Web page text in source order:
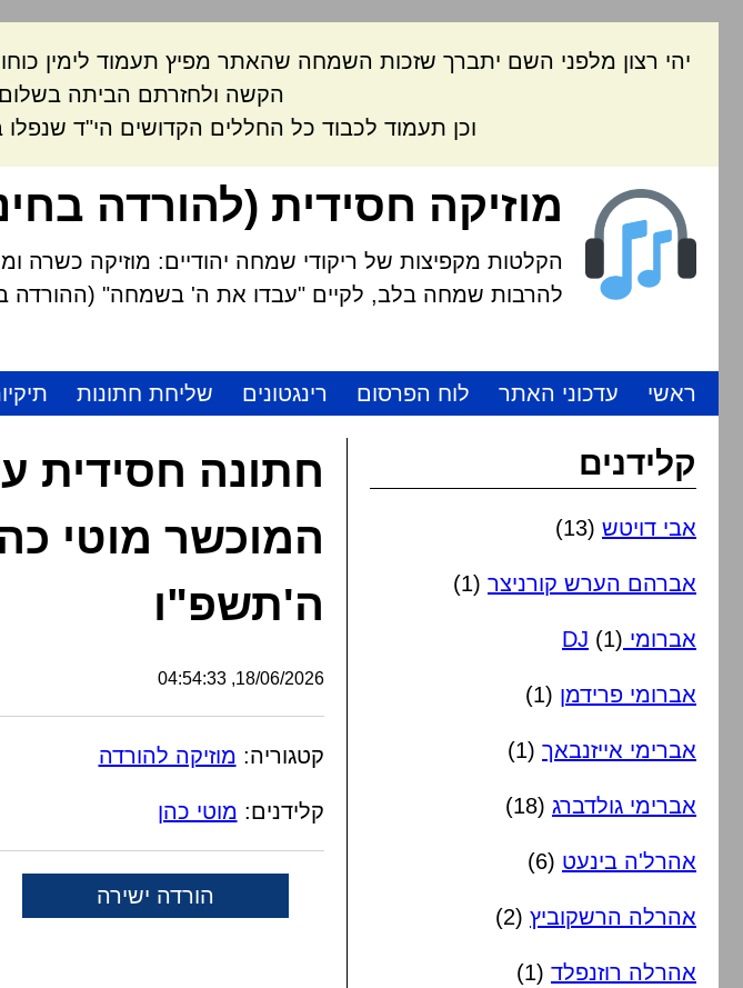
יהי רצון מלפני השם יתברך שזכות השמחה שהאתר מפיץ תעמוד לימין
הקשה ולחזרתם הביתה בשלום
וכן תעמוד לכבוד כל החללים הקדושים הי"ד
מוזיקה חסידית (להורדה
הקלטות מקפיצות של ריקודי שמחה יהודיים: מוזיקה כשרה
להרבות שמחה בלב, לקיים "עבדו את ה' בשמחה" (ההורדה
ראשי עדכוני האתר לוח הפרסום רינגטונים שליחת חתונות
חתונה חסידית
המוכשר מוטי
ה'תשפ"ו
18/06/2026, 04:54:33
קטגוריה: מוזיקה להורדה
קלידנים: מוטי כהן
הורדה ישירה
קלידנים
אבי דויטש (13)
אברהם הערש קורניצר (1)
אברומי DJ (1)
אברומי פרידמן (1)
אברימי אייזנבאך (1)
אברימי גולדברג (18)
אהרל'ה בינעט (6)
אהרלה הרשקוביץ (2)
אהרלה רוזנפלד (1)